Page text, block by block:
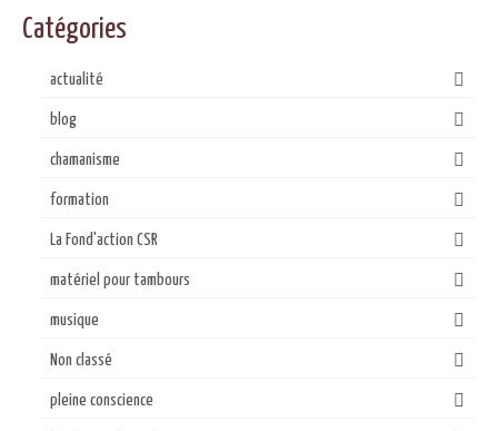
Catégories
actualité
blog
chamanisme
formation
La Fond'action CSR
matériel pour tambours
musique
Non classé
pleine conscience